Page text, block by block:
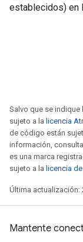
establecidos) en
Salvo que se
sujeto a la licencia
de código están
información,
es una marca
sujeto a la licencia
Última actualización:
Mantente